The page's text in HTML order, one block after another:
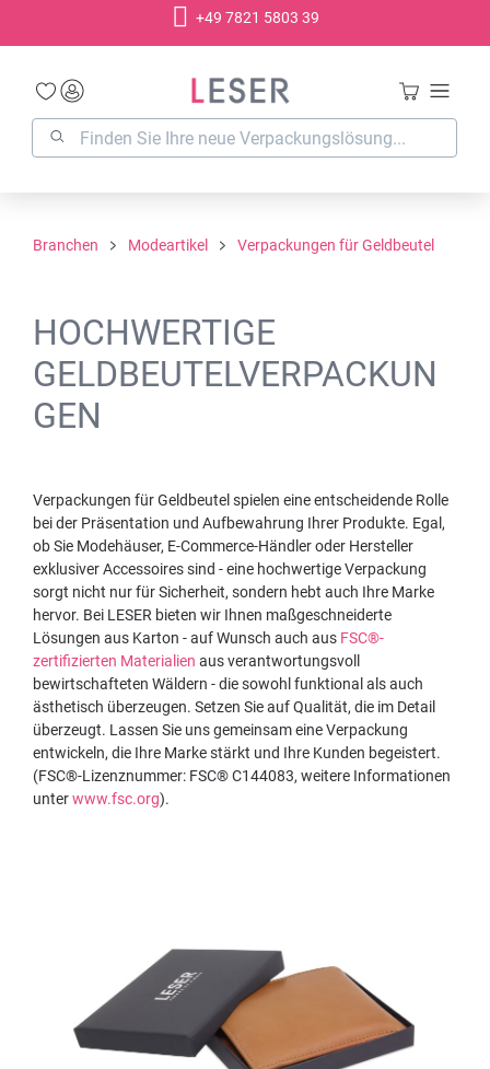
+49 7821 5803 39
Branchen Modeartikel Verpackungen für Geldbeutel
HOCHWERTIGE
GELDBEUTELVERPACKUN
GEN
Verpackungen für Geldbeutel spielen eine entscheidende Rolle
bei der Präsentation und Aufbewahrung Ihrer Produkte. Egal,
ob Sie Modehäuser, E-Commerce-Händler oder Hersteller
exklusiver Accessoires sind - eine hochwertige Verpackung
sorgt nicht nur für Sicherheit, sondern hebt auch Ihre Marke
hervor. Bei LESER bieten wir Ihnen maßgeschneiderte
Lösungen aus Karton - auf Wunsch auch aus FSC®-
zertifizierten Materialien aus verantwortungsvoll
bewirtschafteten Wäldern - die sowohl funktional als auch
ästhetisch überzeugen. Setzen Sie auf Qualität, die im Detail
überzeugt. Lassen Sie uns gemeinsam eine Verpackung
entwickeln, die Ihre Marke stärkt und Ihre Kunden begeistert.
(FSC®-Lizenznummer: FSC® C144083, weitere Informationen
unterwww.fsc.org).